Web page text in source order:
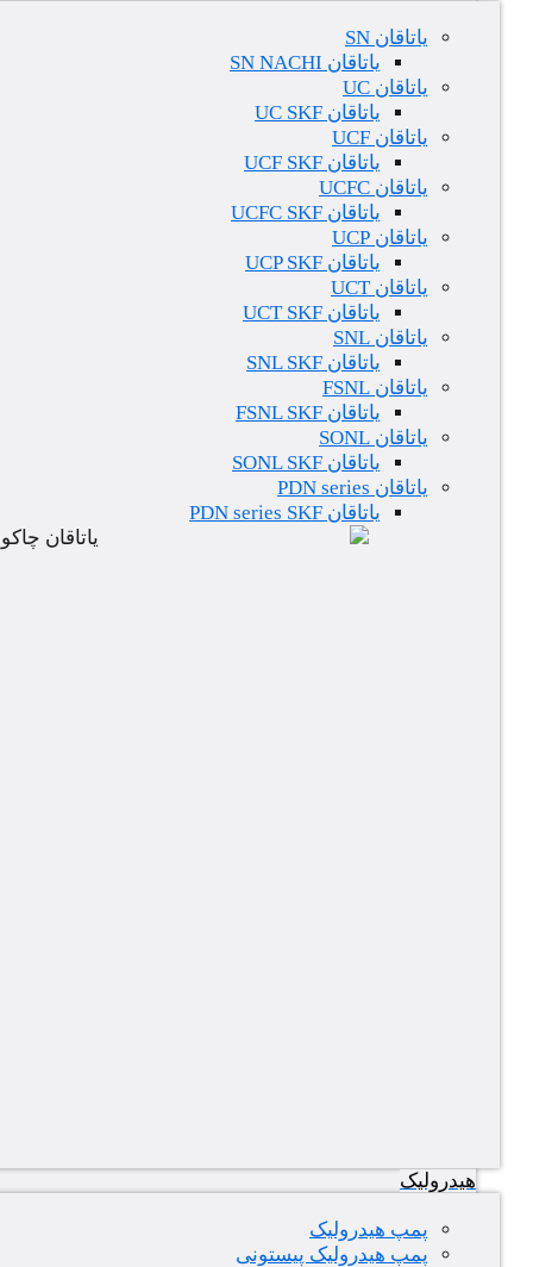
یاتاقان SN
یاتاقان SN NACHI
یاتاقان UC
یاتاقان UC SKF
یاتاقان UCF
یاتاقان UCF SKF
یاتاقان UCFC
یاتاقان UCFC SKF
یاتاقان UCP
یاتاقان UCP SKF
یاتاقان UCT
یاتاقان UCT SKF
یاتاقان SNL
یاتاقان SNL SKF
یاتاقان FSNL
یاتاقان FSNL SKF
یاتاقان SONL
یاتاقان SONL SKF
یاتاقان PDN series
یاتاقان PDN series SKF
هیدرولیک
پمپ هیدرولیک
پمپ هیدرولیک پیستونی